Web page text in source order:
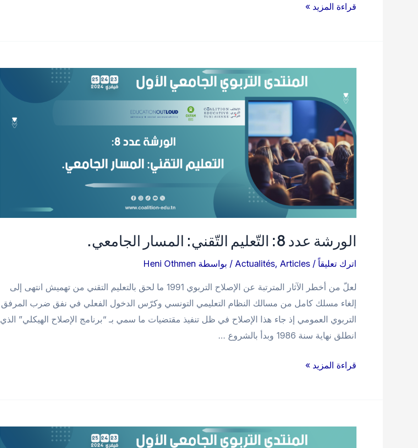
الورشة
الدّامج
المرحلة
الجامعيّة.
قراءة المزيد »
الورشة عدد 8: التّعليم التّقني: المسار الجامعي.
اترك تعليقاً /
Actualités, Articles / بواسطة Heni Othmen
لعلّ من أخطر الآثار المترتبة عن الإصلاح التربوي 1991 ما لحق بالتعليم التقني من تهميش انتهى إلى
إلغاء مسلك كامل من مسالك النظام التعليمي التونسي وكرّس الدخول الفعلي في نفق ضرب المرفق
التربوي العمومي إذ جاء هذا الإصلاح في ظل تنفيذ مقتضيات ما سمي بـ “برنامج الإصلاح الهيكلي” الذي
انطلق نهاية سنة 1986 وبدأ بالشروع …
الورشة
التّقني:
قراءة المزيد »